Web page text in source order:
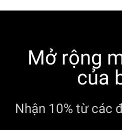
Mở rộng
của
Nhận 10% từ các